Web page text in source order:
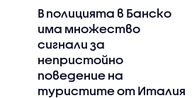
В полицията в Банско
има множество
сигнали за
непристойно
поведение на
туристите от Италия